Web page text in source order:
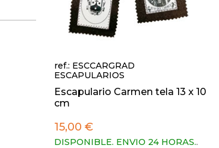
ref.: ESCCARGRAD
ESCAPULARIOS
Escapulario Carmen tela 13 x 10
cm
15,00 €
DISPONIBLE. ENVIO 24 HORAS..